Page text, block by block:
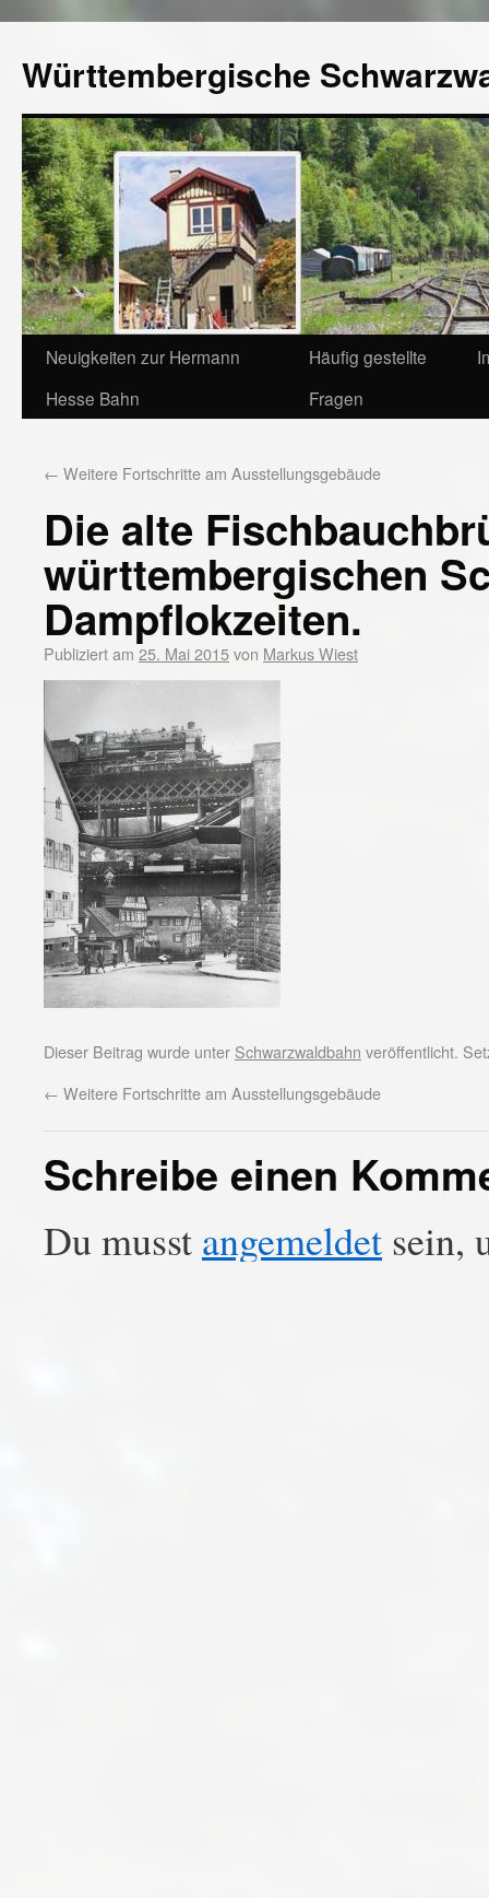
Württembergische
Neuigkeiten zur Hermann
Hesse Bahn
Häufig gestellte
Fragen
← Weitere Fortschritte am Ausstellungsgebäude
Die alte
württembergischen
Dampflokzeiten.
Publiziert am 25. Mai 2015von Markus Wiest
Dieser Beitrag wurde unter Schwarzwaldbahn veröffentlicht.
← Weitere Fortschritte am Ausstellungsgebäude
Schreibe einen
Du musst angemeldet sein,